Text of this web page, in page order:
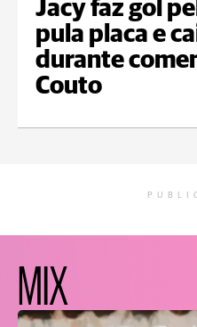
Jacy faz gol
pula placa e
durante
Couto
MIX